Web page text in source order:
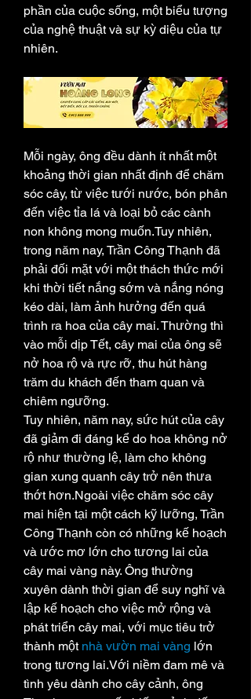
phần của cuộc sống, một biểu tượng
của nghệ thuật và sự kỳ diệu của tự
nhiên.
Mỗi ngày, ông đều dành ít nhất một
khoảng thời gian nhất định để chăm
sóc cây, từ việc tưới nước, bón phân
đến việc tỉa lá và loại bỏ các cành
non không mong muốn.Tuy nhiên,
trong năm nay, Trần Công Thạnh đã
phải đối mặt với một thách thức mới
khi thời tiết nắng sớm và nắng nóng
kéo dài, làm ảnh hưởng đến quá
trình ra hoa của cây mai. Thường thì
vào mỗi dịp Tết, cây mai của ông sẽ
nở hoa rộ và rực rỡ, thu hút hàng
trăm du khách đến tham quan và
chiêm ngưỡng.
Tuy nhiên, năm nay, sức hút của cây
đã giảm đi đáng kể do hoa không nở
rộ như thường lệ, làm cho không
gian xung quanh cây trở nên thưa
thớt hơn.Ngoài việc chăm sóc cây
mai hiện tại một cách kỹ lưỡng, Trần
Công Thạnh còn có những kế hoạch
và ước mơ lớn cho tương lai của
cây mai vàng này. Ông thường
xuyên dành thời gian để suy nghĩ và
lập kế hoạch cho việc mở rộng và
phát triển cây mai, với mục tiêu trở
thành một nhà vườn mai vàng lớn
trong tương lai.Với niềm đam mê và
tình yêu dành cho cây cảnh, ông